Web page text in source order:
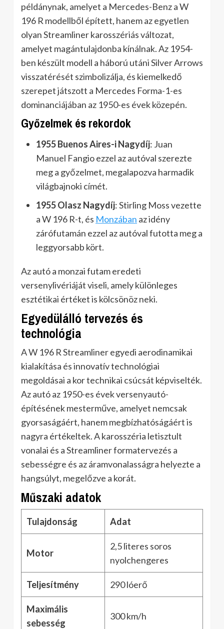
példánynak, amelyet a Mercedes-Benz a W
196 R modellből épített, hanem az egyetlen
olyan Streamliner karosszériás változat,
amelyet magántulajdonba kínálnak. Az 1954-
ben készült modell a háború utáni Silver Arrows
visszatérését szimbolizálja, és kiemelkedő
szerepet játszott a Mercedes Forma-1-es
dominanciájában az 1950-es évek közepén.
Győzelmek és rekordok
1955 Buenos Aires-i Nagydíj: Juan
Manuel Fangio ezzel az autóval szerezte
meg a győzelmet, megalapozva harmadik
világbajnoki címét.
1955 Olasz Nagydíj: Stirling Moss vezette
a W 196 R-t, és Monzában az idény
zárófutamán ezzel az autóval futotta meg a
leggyorsabb kört.
Az autó a monzai futam eredeti
versenylivériáját viseli, amely különleges
esztétikai értéket is kölcsönöz neki.
Egyedülálló tervezés és
technológia
A W 196 R Streamliner egyedi aerodinamikai
kialakítása és innovatív technológiai
megoldásai a kor technikai csúcsát képviselték.
Az autó az 1950-es évek versenyautó-
építésének mesterműve, amelyet nemcsak
gyorsaságáért, hanem megbízhatóságáért is
nagyra értékeltek. A karosszéria letisztult
vonalai és a Streamliner formatervezés a
sebességre és az áramvonalasságra helyezte a
hangsúlyt, megelőzve a korát.
Műszaki adatok
Tulajdonság Adat
Motor
2,5 literes soros
nyolchengeres
Teljesítmény 290 lóerő
Maximális
sebesség
300 km/h